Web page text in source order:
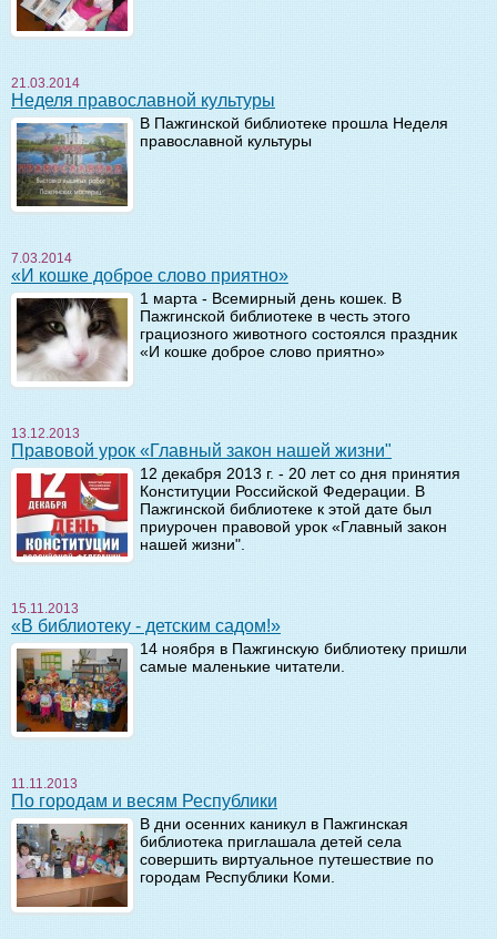
21.03.2014
Неделя православной культуры
В Пажгинской библиотеке прошла Неделя
православной культуры
7.03.2014
«И кошке доброе слово приятно»
1 марта - Всемирный день кошек. В
Пажгинской библиотеке в честь этого
грациозного животного состоялся праздник
«И кошке доброе слово приятно»
13.12.2013
Правовой урок «Главный закон нашей жизни"
12 декабря 2013 г. - 20 лет со дня принятия
Конституции Российской Федерации. В
Пажгинской библиотеке к этой дате был
приурочен правовой урок «Главный закон
нашей жизни".
15.11.2013
«В библиотеку - детским садом!»
14 ноября в Пажгинскую библиотеку пришли
самые маленькие читатели.
11.11.2013
По городам и весям Республики
В дни осенних каникул в Пажгинская
библиотека приглашала детей села
совершить виртуальное путешествие по
городам Республики Коми.